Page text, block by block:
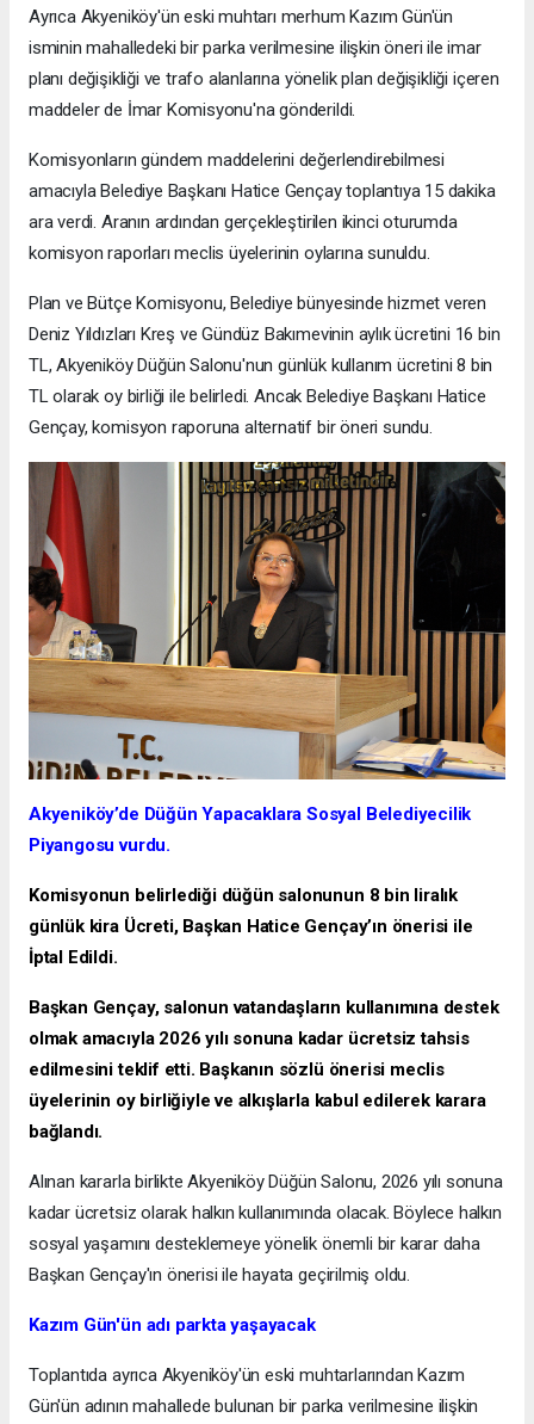
Ayrıca Akyeniköy'ün eski muhtarı merhum Kazım Gün'ün
isminin mahalledeki bir parka verilmesine ilişkin öneri ile imar
planı değişikliği ve trafo alanlarına yönelik plan değişikliği içeren
maddeler de İmar Komisyonu'na gönderildi.
Komisyonların gündem maddelerini değerlendirebilmesi
amacıyla Belediye Başkanı Hatice Gençay toplantıya 15 dakika
ara verdi. Aranın ardından gerçekleştirilen ikinci oturumda
komisyon raporları meclis üyelerinin oylarına sunuldu.
Plan ve Bütçe Komisyonu, Belediye bünyesinde hizmet veren
Deniz Yıldızları Kreş ve Gündüz Bakımevinin aylık ücretini 16 bin
TL, Akyeniköy Düğün Salonu'nun günlük kullanım ücretini 8 bin
TL olarak oy birliği ile belirledi. Ancak Belediye Başkanı Hatice
Gençay, komisyon raporuna alternatif bir öneri sundu.
Akyeniköy’de Düğün Yapacaklara Sosyal Belediyecilik
Piyangosu vurdu.
Komisyonun belirlediği düğün salonunun 8 bin liralık
günlük kira Ücreti, Başkan Hatice Gençay’ın önerisi ile
İptal Edildi.
Başkan Gençay, salonun vatandaşların kullanımına destek
olmak amacıyla 2026 yılı sonuna kadar ücretsiz tahsis
edilmesini teklif etti. Başkanın sözlü önerisi meclis
üyelerinin oy birliğiyle ve alkışlarla kabul edilerek karara
bağlandı.
Alınan kararla birlikte Akyeniköy Düğün Salonu, 2026 yılı sonuna
kadar ücretsiz olarak halkın kullanımında olacak. Böylece halkın
sosyal yaşamını desteklemeye yönelik önemli bir karar daha
Başkan Gençay'ın önerisi ile hayata geçirilmiş oldu.
Kazım Gün'ün adı parkta yaşayacak
Toplantıda ayrıca Akyeniköy'ün eski muhtarlarından Kazım
Gün'ün adının mahallede bulunan bir parka verilmesine ilişkin